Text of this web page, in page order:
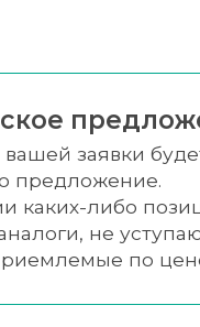
заявки
предложение.
каких-либо
не
по